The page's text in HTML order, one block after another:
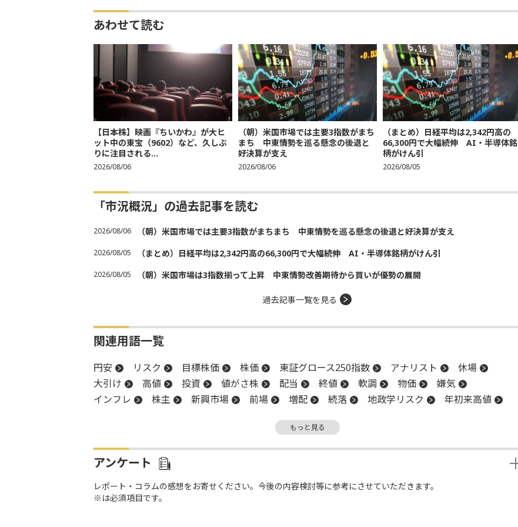
あわせて読む
【日本株】映画『ちいかわ』が大ヒ
ット中の東宝（9602）など、久しぶ
りに注目される...
2026/08/06
（朝）米国市場では主要3指数がまち
まち 中東情勢を巡る懸念の後退と
好決算が支え
2026/08/06
（まとめ）日経平均は2,342円高の
66,300円で大幅続伸 AI・半導体銘
柄がけん引
2026/08/05
「市況概況」の過去記事を読む
2026/08/06 （朝）米国市場では主要3指数がまちまち 中東情勢を巡る懸念の後退と好決算が支え
2026/08/05 （まとめ）日経平均は2,342円高の66,300円で大幅続伸 AI・半導体銘柄がけん引
2026/08/05 （朝）米国市場は3指数揃って上昇 中東情勢改善期待から買いが優勢の展開
過去記事一覧を見る
関連用語一覧
円安 リスク 目標株価 株価 東証グロース250指数 アナリスト
休場
大引け
高値 投資 値がさ株 配当 終値 軟調 物価
嫌気
インフレ
株主 新興市場 前場 増配 続落 地政学リスク
年初来高値
前引け 年初来安値
安値
もっと見る
アンケート
レポート・コラムの感想をお寄せください。今後の内容検討等に参考にさせていただきます。
※は必須項目です。